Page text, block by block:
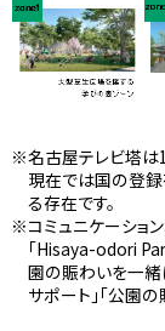
名古屋テレビ塔は
現在では国の登録
る存在です。
コミュニケーショ
「Hisaya-odori
園の賑わいを一緒
サポート」「公園